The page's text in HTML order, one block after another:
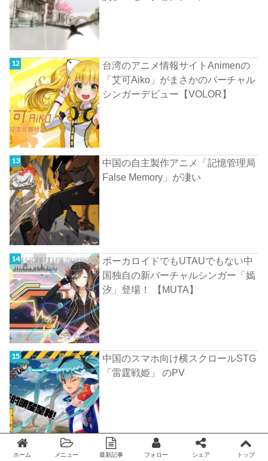
台湾のアニメ情報サイトAnimenの
「艾可Aiko」がまさかのバーチャル
シンガーデビュー【VOLOR】
中国の自主製作アニメ「記憶管理局
False Memory」が凄い
ボーカロイドでもUTAUでもない中
国独自の新バーチャルシンガー「嫣
汐」登場！ 【MUTA】
中国のスマホ向け横スクロールSTG
「雷霆戦姫」 のPV
ホーム メニュー 最新記事 フォロー シェア トップ
Twitter facebook